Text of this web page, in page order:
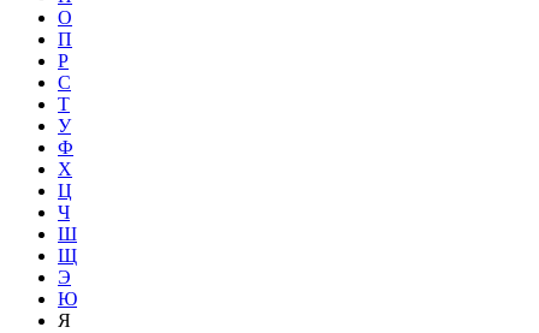
О
П
Р
С
Т
У
Ф
Х
Ц
Ч
Ш
Щ
Э
Ю
Я